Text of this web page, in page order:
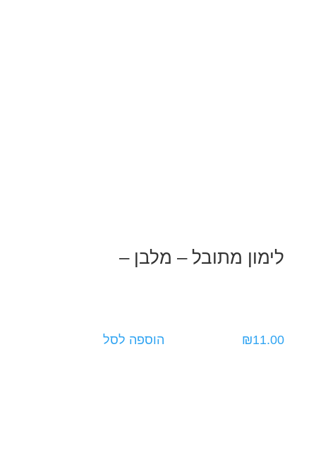
לימון מתובל – מלבן –
₪11.00 הוספה לסל